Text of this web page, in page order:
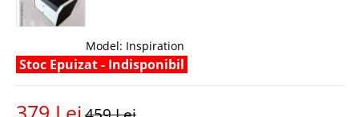
Model: Inspiration
Stoc Epuizat - Indisponibil